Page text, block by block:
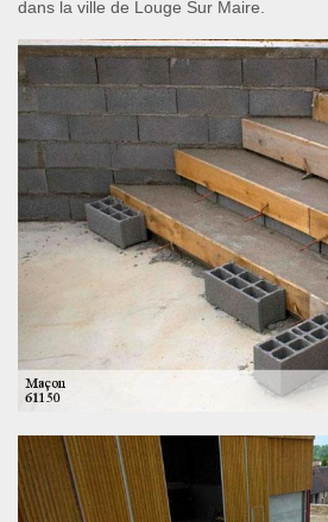
dans la ville de Louge Sur Maire.